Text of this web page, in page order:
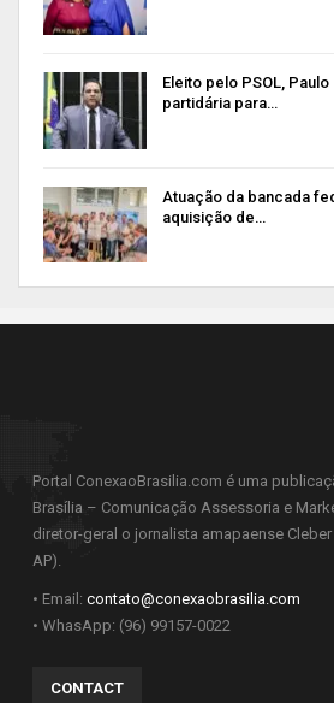
Eleito pelo PSOL,
partidária para…
Atuação da bancada
aquisição de…
Portal ConexaoBrasilia.com é uma
Brasília – Comunicação Assessoria e
diretor-geral o jornalista amapaense
AP).
• Email: contato@conexaobrasilia.com
• WhasApp: (96) 99157-0022
CONTACT